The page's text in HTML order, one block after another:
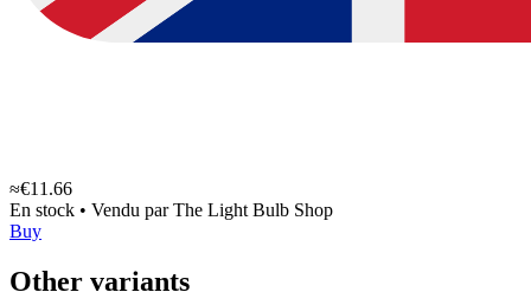
≈€11.66
En stock • Vendu parThe Light Bulb Shop
Buy
Other variants